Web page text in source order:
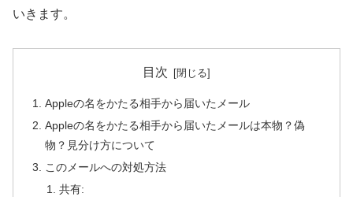
いきます。
目次
Appleの名をかたる相手から届いたメール
Appleの名をかたる相手から届いたメールは本物？偽
物？見分け方について
このメールへの対処方法
共有: